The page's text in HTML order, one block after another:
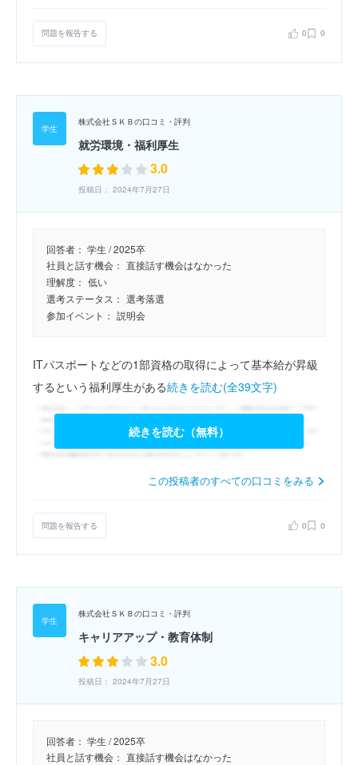
問題を報告する 0 0
株式会社ＳＫＢの口コミ・評判
就労環境・福利厚生
3.0
投稿日： 2024年7月27日
回答者： 学生 / 2025卒
社員と話す機会： 直接話す機会はなかった
理解度： 低い
選考ステータス： 選考落選
参加イベント： 説明会
ITパスポートなどの1部資格の取得によって基本給が昇級
するという福利厚生がある続きを読む(全39文字)
続きを読む（無料）
この投稿者のすべての口コミをみる
問題を報告する 0 0
株式会社ＳＫＢの口コミ・評判
キャリアアップ・教育体制
3.0
投稿日： 2024年7月27日
回答者： 学生 / 2025卒
社員と話す機会： 直接話す機会はなかった